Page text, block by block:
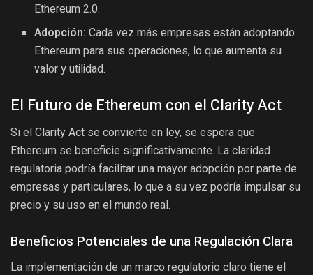
Ethereum 2.0.
Adopción: Cada vez más empresas están adoptando
Ethereum para sus operaciones, lo que aumenta su
valor y utilidad.
El Futuro de Ethereum con el Clarity Act
Si el Clarity Act se convierte en ley, se espera que
Ethereum se beneficie significativamente. La claridad
regulatoria podría facilitar una mayor adopción por parte de
empresas y particulares, lo que a su vez podría impulsar su
precio y su uso en el mundo real.
Beneficios Potenciales de una Regulación Clara
La implementación de un marco regulatorio claro tiene el